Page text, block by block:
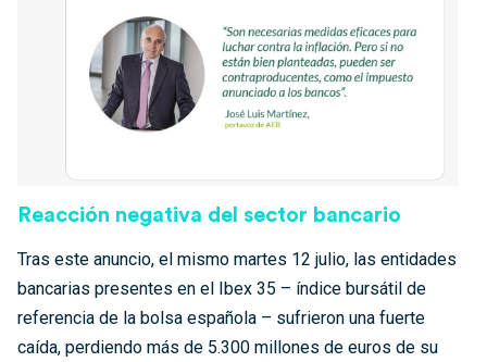
Reacción negativa del sector bancario
Tras este anuncio, el mismo martes 12 julio, las entidades
bancarias presentes en el Ibex 35 – índice bursátil de
referencia de la bolsa española – sufrieron una fuerte
caída, perdiendo más de 5.300 millones de euros de su